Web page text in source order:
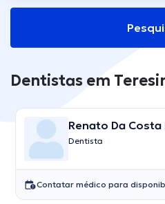
Dentistas em
Renato Da Costa
Dentista
Contatar médico para